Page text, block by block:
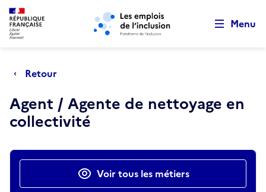
Aller au menu principal Aller au contenu principal
Menu
Retour
Agent / Agente de nettoyage en
collectivité
Actions rapidesVoir tous les métiers
Retour au début de la page
Panneau de gestion des cookies